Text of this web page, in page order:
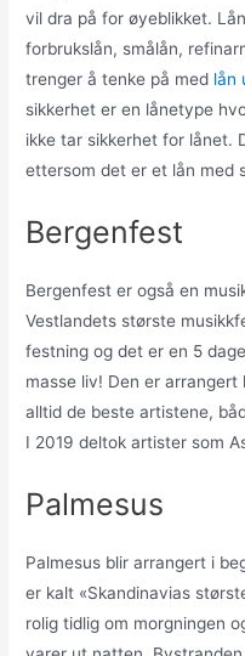
vil dra på for øyeblikket.
forbrukslån, smålån,
trenger å tenke på med lån
sikkerhet er en lånetype
ikke tar sikkerhet for lånet.
ettersom det er et lån med
Bergenfest
Bergenfest er også en
Vestlandets største
festning og det er en 5
masse liv! Den er
alltid de beste artistene,
I 2019 deltok artister som
Palmesus
Palmesus blir arrangert i
er kalt «Skandinavias
rolig tidlig om morgningen